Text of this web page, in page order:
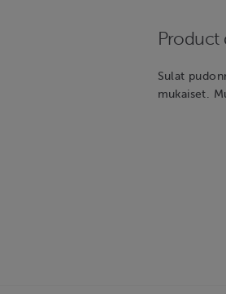
Product
Sulat
mukaiset.